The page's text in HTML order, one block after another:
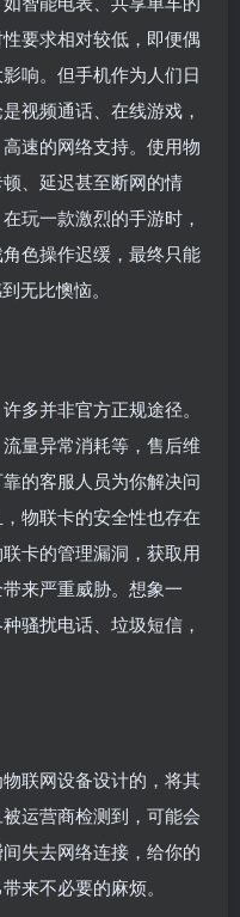
要求相对较低，即便偶
响。但手机作为人们日
视频通话、在线游戏，
速的网络支持。使用物
、延迟甚至断网的情
玩一款激烈的手游时，
色操作迟缓，最终只能
无比懊恼。
多并非官方正规途径。
量异常消耗等，售后维
的客服人员为你解决问
物联卡的安全性也存在
卡的管理漏洞，获取用
来严重威胁。想象一
骚扰电话、垃圾短信，
联网设备设计的，将其
运营商检测到，可能会
失去网络连接，给你的
来不必要的麻烦。